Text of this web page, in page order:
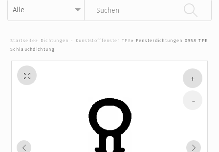
Startseite» Dichtungen - Kunststofffenster TPE» Fensterdichtungen 0958 TPE
Schlauchdichtung